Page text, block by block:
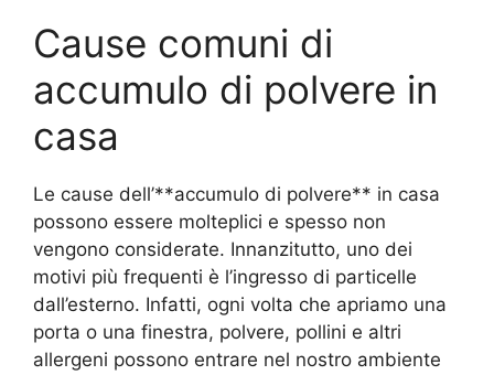
Cause comuni di
accumulo di polvere in
casa
Le cause dell’**accumulo di polvere** in casa
possono essere molteplici e spesso non
vengono considerate. Innanzitutto, uno dei
motivi più frequenti è l’ingresso di particelle
dall’esterno. Infatti, ogni volta che apriamo una
porta o una finestra, polvere, pollini e altri
allergeni possono entrare nel nostro ambiente